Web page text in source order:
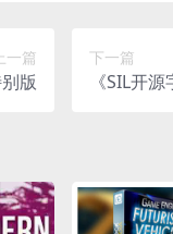
一篇
版
下一篇
《SIL开